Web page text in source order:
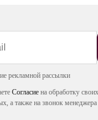
рекламной рассылки
Согласиена обработку
а также на звонок